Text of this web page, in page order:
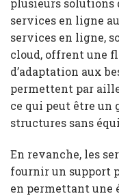
plusieurs solutions
services en ligne
services en ligne,
cloud, offrent une
d’adaptation aux
permettent par
ce qui peut être un
structures sans
En revanche, les
fournir un support
en permettant une